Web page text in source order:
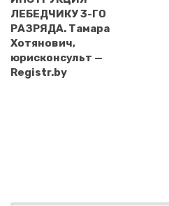
ЛЕБЕДЧИКУ 3-ГО
РАЗРЯДА. Тамара
Хотянович,
юрисконсульт —
Registr.by